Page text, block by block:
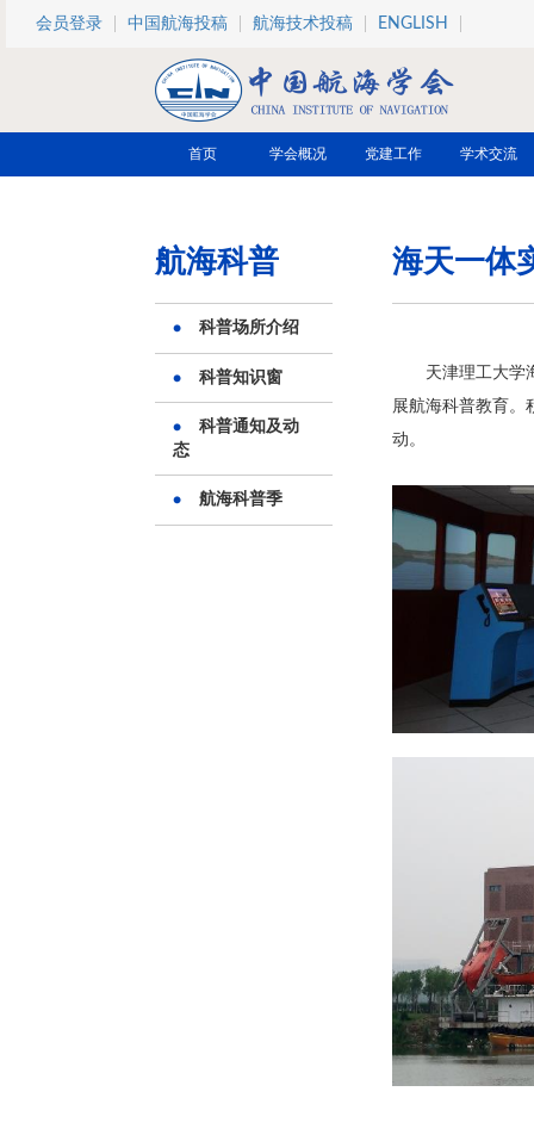
跳转到主要内容
会员登录 中国航海投稿 航海技术投稿 ENGLISH
首页 学会概况 党建工作 学术交流
航海科普
科普场所介绍
科普知识窗
科普通知及动
态
航海科普季
海天一体
天津理工大学
展航海科普教育。
动。